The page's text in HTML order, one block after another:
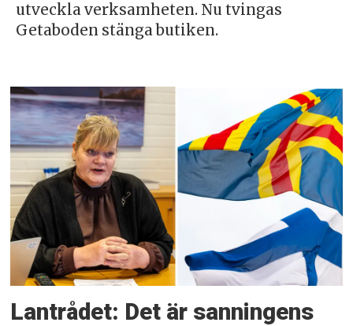
utveckla verksamheten. Nu tvingas
Getaboden stänga butiken.
Lantrådet: Det är sanningens